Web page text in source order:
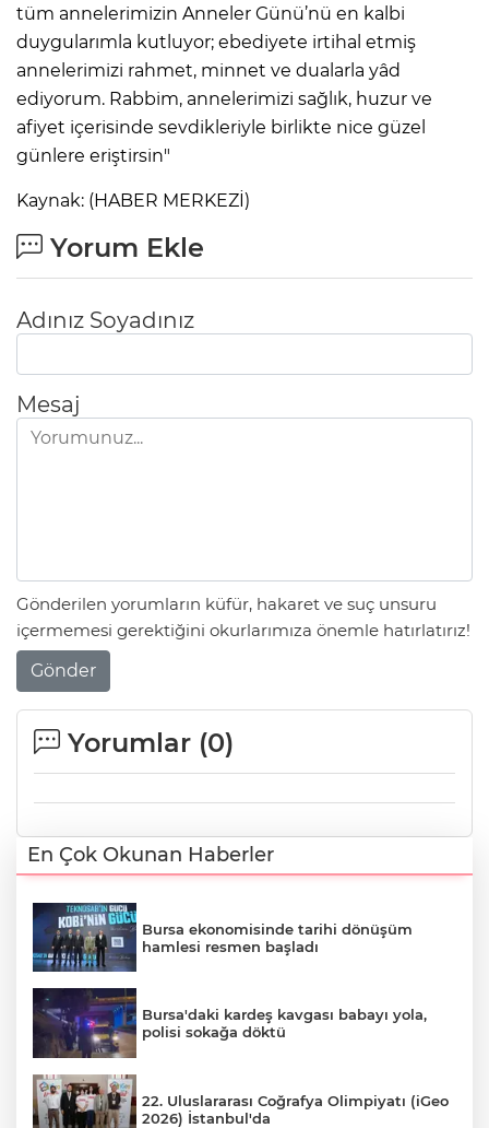
tüm annelerimizin Anneler Günü’nü en kalbi
duygularımla kutluyor; ebediyete irtihal etmiş
annelerimizi rahmet, minnet ve dualarla yâd
ediyorum. Rabbim, annelerimizi sağlık, huzur ve
afiyet içerisinde sevdikleriyle birlikte nice güzel
günlere eriştirsin"
Kaynak: (HABER MERKEZİ)
Yorum Ekle
Adınız Soyadınız
Mesaj
Gönderilen yorumların küfür, hakaret ve suç unsuru
içermemesi gerektiğini okurlarımıza önemle hatırlatırız!
Gönder
Yorumlar (0)
En Çok Okunan Haberler
Bursa ekonomisinde tarihi dönüşüm
hamlesi resmen başladı
Bursa'daki kardeş kavgası babayı yola,
polisi sokağa döktü
22. Uluslararası Coğrafya Olimpiyatı (iGeo
2026) İstanbul'da